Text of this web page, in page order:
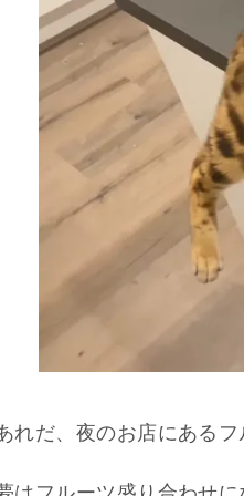
れだ、夜のお店にある